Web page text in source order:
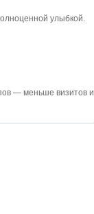
улыбкой.
— меньше визитов и